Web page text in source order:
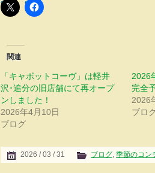
関連
「キャボットコーヴ」は軽井
沢･追分の旧店舗にて再オープ
ンしました！
2026年4月10日
ブログ
2026
完全
2026
ブロ
2026 / 03 / 31 ブログ, 季節のコン